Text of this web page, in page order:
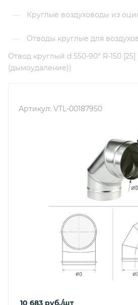
— Круглые воздуховоды из
— Отводы круглые для
Отвод круглый d 550-90° R-150
(дымоудаление))
Артикул: VTL-00187950
10 683 руб./шт